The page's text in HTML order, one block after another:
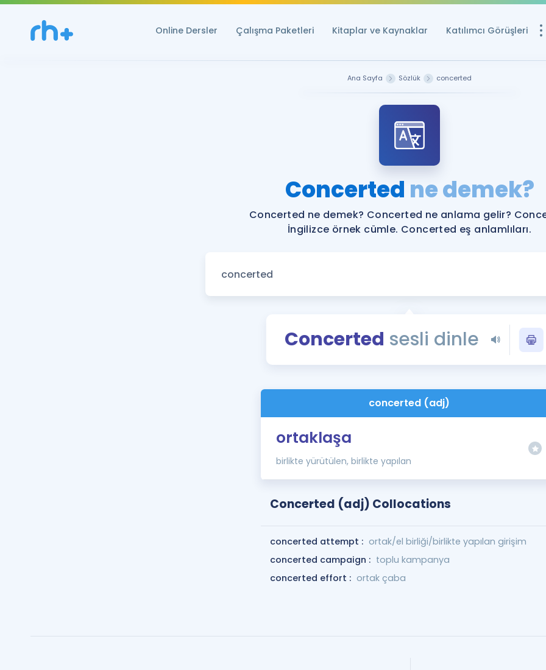
Online Dersler Çalışma Paketleri Kitaplar ve Kaynaklar Katılımcı Görüşleri
YDS ve YÖKDİL
YDS ve YÖKDİL'e
Tüm ÖSYM
YDS - YÖKDİL
İngilizce
Ana Sayfa Sözlük concerted
Concerted ne demek?
Concerted ne demek? Concerted ne anlama gelir?
İngilizce örnek cümle. Concerted eş anlamlıları.
Concerted sesli dinle
concerted (adj)
ortaklaşa
birlikte yürütülen, birlikte yapılan
Concerted (adj) Collocations
concerted attempt : ortak/el birliği/birlikte yapılan girişim
concerted campaign : toplu kampanya
concerted effort : ortak çaba